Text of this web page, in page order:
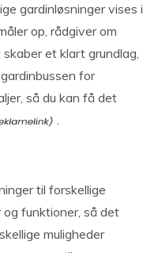
gardinløsninger vises i
op, rådgiver om
et klart grundlag,
for
så du kan få det
.
til forskellige
funktioner, så det
muligheder